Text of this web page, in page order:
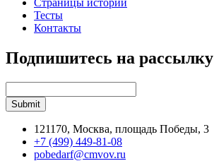
Тесты
Контакты
Подпишитесь на рассылку
121170, Москва, площадь Победы, 3
+7 (499) 449-81-08
pobedarf@cmvov.ru